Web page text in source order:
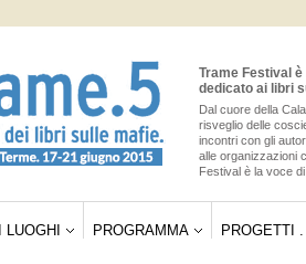
Trame Festival
dedicato ai libri
Dal cuore della
risveglio delle
incontri con gli
alle organizzazioni
Festival è la voce
I LUOGHI PROGRAMMA PROGETTI .